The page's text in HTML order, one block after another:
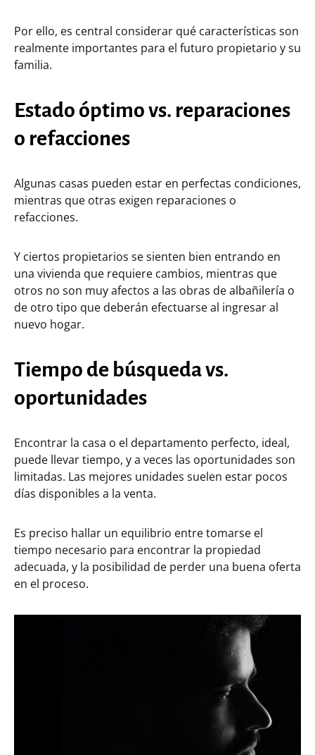
Por ello, es central considerar qué características son
realmente importantes para el futuro propietario y su
familia.
Estado óptimo vs. reparaciones
o refacciones
Algunas casas pueden estar en perfectas condiciones,
mientras que otras exigen reparaciones o
refacciones.
Y ciertos propietarios se sienten bien entrando en
una vivienda que requiere cambios, mientras que
otros no son muy afectos a las obras de albañilería o
de otro tipo que deberán efectuarse al ingresar al
nuevo hogar.
Tiempo de búsqueda vs.
oportunidades
Encontrar la casa o el departamento perfecto, ideal,
puede llevar tiempo, y a veces las oportunidades son
limitadas. Las mejores unidades suelen estar pocos
días disponibles a la venta.
Es preciso hallar un equilibrio entre tomarse el
tiempo necesario para encontrar la propiedad
adecuada, y la posibilidad de perder una buena oferta
en el proceso.